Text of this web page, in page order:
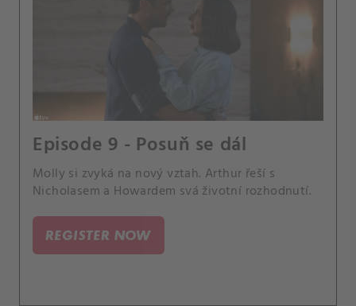
Episode 9 - Posuň se dál
Molly si zvyká na nový vztah. Arthur řeší s
Nicholasem a Howardem svá životní rozhodnutí.
REGISTER NOW